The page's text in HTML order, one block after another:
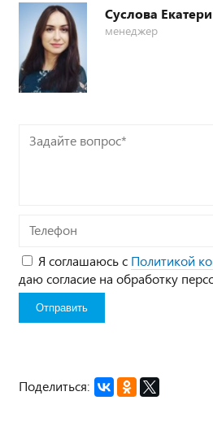
Суслова
менеджер
Задайте
Телефон
Я соглашаюсь с Политикой
даю согласие на обработку
Поделиться: